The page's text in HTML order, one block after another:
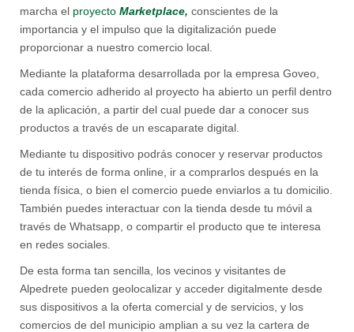
marcha el proyecto Marketplace, conscientes de la
importancia y el impulso que la digitalización puede
proporcionar a nuestro comercio local.
Mediante la plataforma desarrollada por la empresa Goveo,
cada comercio adherido al proyecto ha abierto un perfil dentro
de la aplicación, a partir del cual puede dar a conocer sus
productos a través de un escaparate digital.
Mediante tu dispositivo podrás conocer y reservar productos
de tu interés de forma online, ir a comprarlos después en la
tienda física, o bien el comercio puede enviarlos a tu domicilio.
También puedes interactuar con la tienda desde tu móvil a
través de Whatsapp, o compartir el producto que te interesa
en redes sociales.
De esta forma tan sencilla, los vecinos y visitantes de
Alpedrete pueden geolocalizar y acceder digitalmente desde
sus dispositivos a la oferta comercial y de servicios, y los
comercios de del municipio amplian a su vez la cartera de